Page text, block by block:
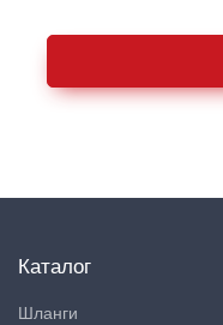
Каталог
Шланги